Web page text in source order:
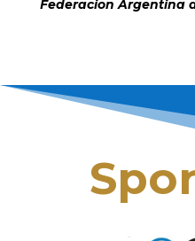
Federacion Argentina